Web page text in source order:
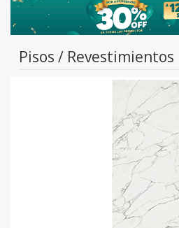
Pisos / Revestimientos